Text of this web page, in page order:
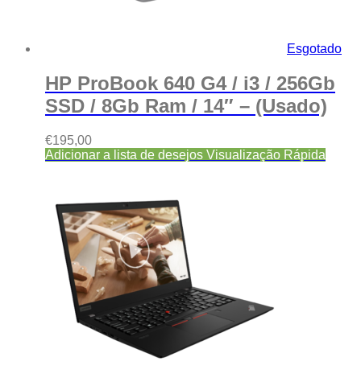
Esgotado
HP ProBook 640 G4 / i3 / 256Gb
SSD / 8Gb Ram / 14″ – (Usado)
€195,00
Adicionar a lista de desejos Visualização Rápida